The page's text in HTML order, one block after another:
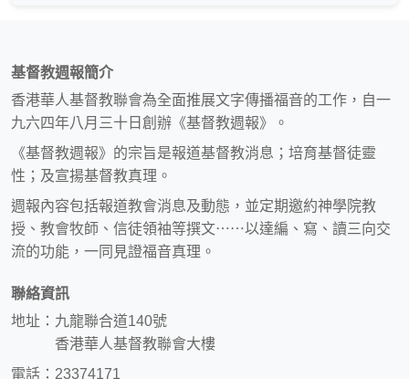
基督教週報簡介
香港華人基督教聯會為全面推展文字傳播福音的工作，自一
九六四年八月三十日創辦《基督教週報》。
《基督教週報》的宗旨是報道基督教消息；培育基督徒靈
性；及宣揚基督教真理。
週報內容包括報道教會消息及動態，並定期邀約神學院教
授、教會牧師、信徒領袖等撰文⋯⋯以達編、寫、讀三向交
流的功能，一同見證福音真理。
聯絡資訊
地址：九龍聯合道140號
香港華人基督教聯會大樓
電話：23374171